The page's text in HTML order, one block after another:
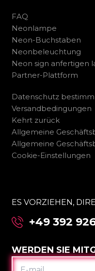
FAQ
Neonlampe
Neon-Buchstaben
Neonbeleuchtung
Neon sign anfertigen
Partner-Plattform
Datenschutz
Versandbedingungen
Kehrt zurück
Allgemeine
Allgemeine
Cookie-Einstellungen
ES VORZIEHEN,
+49 392
WERDEN SIE
E-